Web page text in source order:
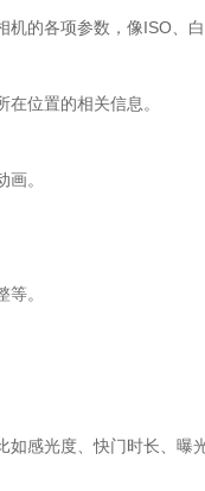
的各项参数，像ISO、
位置的相关信息。
。
。
感光度、快门时长、曝